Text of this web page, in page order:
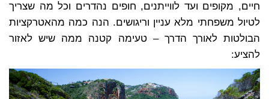
חיים, מקופים ועד לווייתנים, חופים נהדרים וכל מה שצריך
לטיול משפחתי מלא עניין וריגושים. הנה כמה מהאטרקציות
הבולטות לאורך הדרך – טעימה קטנה ממה שיש לאזור
להציע: